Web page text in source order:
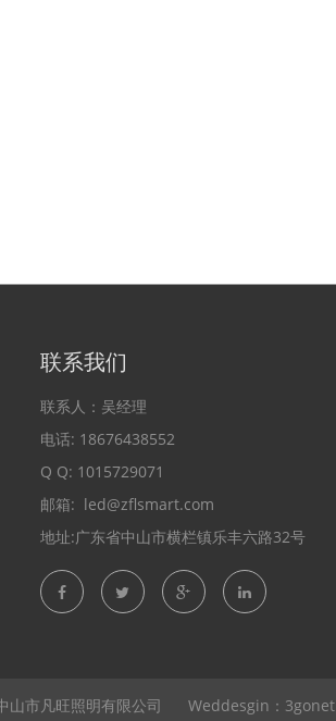
联系我们
联系人：吴经理
电话: 18676438552
Q Q: 1015729071
邮箱: led@zflsmart.com
地址:广东省中山市横栏镇乐丰六路32号
山市凡旺照明有限公司 Weddesgin：3gonet